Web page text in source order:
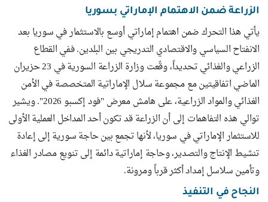
الزراعة ضمن الاهتمام الإماراتي بسوريا
يأتي هذا التحرك ضمن اهتمام إماراتي أوسع بالاستثمار في سوريا بعد
الانفتاح السياسي والاقتصادي التدريجي بين البلدين. ففي القطاع
الزراعي والغذائي تحديداً، وقّعت وزارة الزراعة السورية في 23 حزيران
الماضي اتفاقيتين مع مجموعة سلال الإماراتية المتخصصة في الأمن
الغذائي والمواد الزراعية، على هامش معرض "فود إكسبو 2026". ويشير
توالي هذه التفاهمات إلى أن الزراعة قد تكون أحد المداخل العملية الأولى
للاستثمار الإماراتي في سوريا، لأنها تجمع بين حاجة سورية إلى إعادة
تنشيط الإنتاج والتصدير، وحاجة إماراتية دائمة إلى تنويع مصادر الغذاء
وتأمين سلاسل إمداد أكثر قرباً ومرونة.
النجاح في التنفيذ